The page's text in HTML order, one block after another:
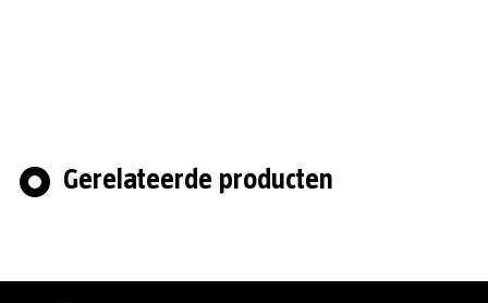
Gerelateerde producten